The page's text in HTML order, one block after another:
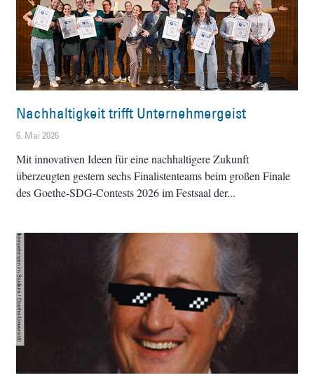
Nachhaltigkeit trifft Unternehmergeist
6. Mai 2026
Mit innovativen Ideen für eine nachhaltigere Zukunft
überzeugten gestern sechs Finalistenteams beim großen Finale
des Goethe-SDG-Contests 2026 im Festsaal der